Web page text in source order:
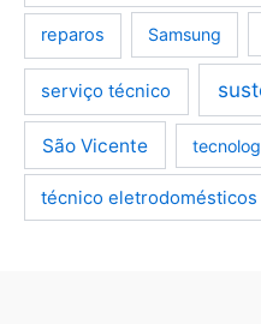
reparos Samsung
serviço técnico
São Vicente
técnico eletrodomésticos